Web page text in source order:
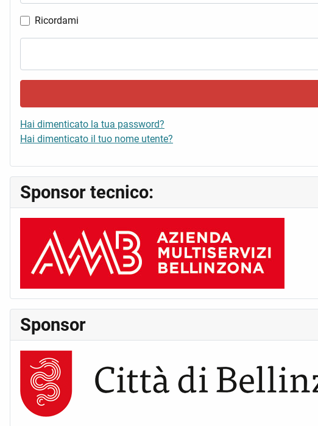
Ricordami
Hai dimenticato la tua password?
Hai dimenticato il tuo nome utente?
Sponsor tecnico:
Sponsor